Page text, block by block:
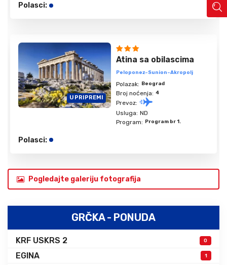
Polasci:
U PRIPREMI
Atina sa obilascima
Peloponez-Sunion-Akropolj
Polazak: Beograd
Broj noćenja: 4
Prevoz:
Usluga: ND
Program: Program br 1.
Polasci:
Pogledajte galeriju fotografija
GRČKA - PONUDA
KRF USKRS 2 0
EGINA 1